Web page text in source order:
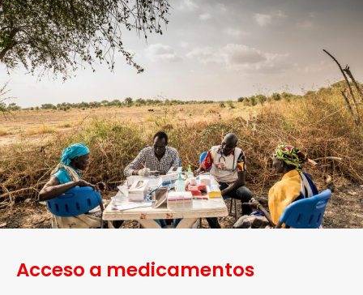
Acceso a medicamentos